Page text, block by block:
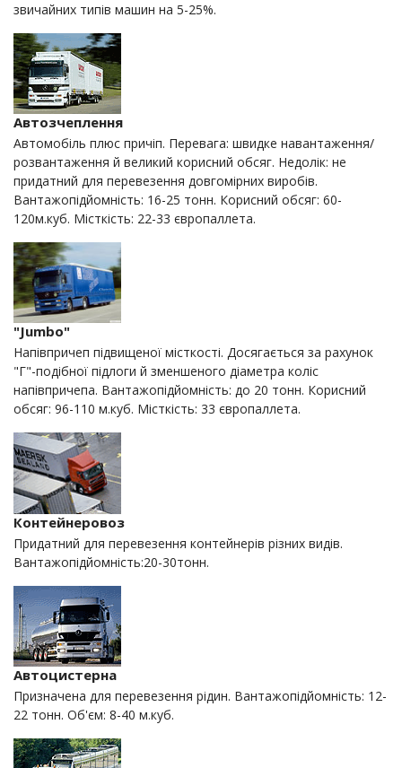
звичайних типів машин на 5-25%.
Автозчеплення
Автомобіль плюс причіп. Перевага: швидке навантаження/
розвантаження й великий корисний обсяг. Недолік: не
придатний для перевезення довгомірних виробів.
Вантажопідйомність: 16-25 тонн. Корисний обсяг: 60-
120м.куб. Місткість: 22-33 європаллета.
"Jumbo"
Напівпричеп підвищеної місткості. Досягається за рахунок
"Г"-подібної підлоги й зменшеного діаметра коліс
напівпричепа. Вантажопідйомність: до 20 тонн. Корисний
обсяг: 96-110 м.куб. Місткість: 33 європаллета.
Контейнеровоз
Придатний для перевезення контейнерів різних видів.
Вантажопідйомність:20-30тонн.
Автоцистерна
Призначена для перевезення рідин. Вантажопідйомність: 12-
22 тонн. Об'єм: 8-40 м.куб.